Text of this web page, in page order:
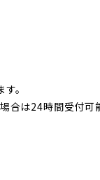
。
合は24時間受付可